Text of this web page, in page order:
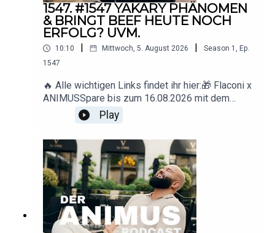
1547. #1547 YAKARY PHÄNOMEN
& BRINGT BEEF HEUTE NOCH
ERFOLG? UVM.
10:10 Mittwoch, 5. August 2026 Season 1 , Ep.
1547
🔥 Alle wichtigen Links findet ihr hier:🎁 Flaconi x
ANIMUSSpare bis zum 16.08.2026 mit dem
Code ANIMUS 15 € ab 89 € Mindestbestellwert.
🇩🇪 Deutschland: www.flaconi.de🇦🇹
Österreich: www.flaconi.at🇨🇭
Schweiz: www.flaconi.ch* Ausgeschlossene
Marken und Produkte sind auf der jeweiligen
Flaconi-Website
einsehbar.▶️ YouTube: https://www.youtube.com/
@animus_offiziell
📸 Instagram: https://www.instagram.com/animus
📩 Business-
Play